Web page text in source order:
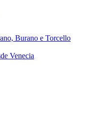
Burano e Torcello
Venecia